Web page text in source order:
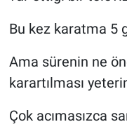
Bu kez karatma 5
Ama sürenin ne
karartılması
Çok acımasızca